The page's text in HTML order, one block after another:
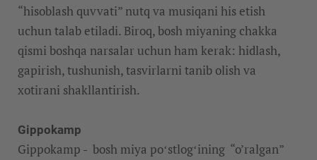
“hisoblash quvvati” nutq va musiqani his etish
uchun talab etiladi. Biroq, bosh miyaning chakka
qismi boshqa narsalar uchun ham kerak: hidlash,
gapirish, tushunish, tasvirlarni tanib olish va
xotirani shakllantirish.
Gippokamp
Gippokamp - bosh miya poʻstlogʻining “o’ralgan”